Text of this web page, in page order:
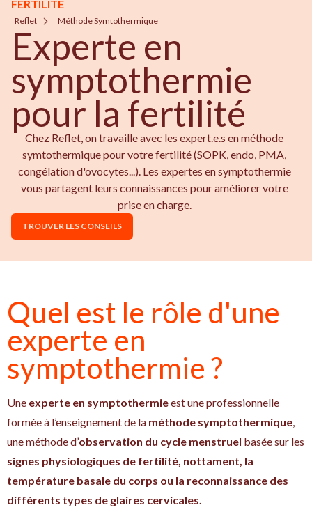
FERTILITÉ
Reflet Méthode Symtothermique
Experte en
symptothermie
pour la fertilité
Chez Reflet, on travaille avec les expert.e.s en méthode
symtothermique pour votre fertilité (SOPK, endo, PMA,
congélation d'ovocytes...). Les expertes en symptothermie
vous partagent leurs connaissances pour améliorer votre
prise en charge.
TROUVER LES CONSEILS
Quel est le rôle d'une
experte en
symptothermie ?
Une experte en symptothermieest une professionnelle
formée à l’enseignement de la méthode symptothermique,
une méthode d’observation du cycle menstruel basée sur les
signes physiologiques de fertilité, nottament, la
température basale du corps ou la reconnaissance des
différents types de glaires cervicales.